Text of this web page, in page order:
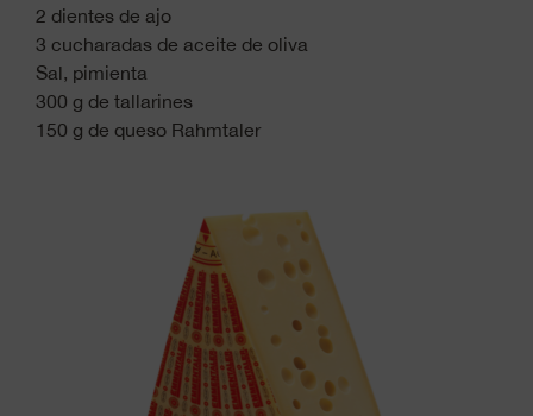
2 dientes de ajo
3 cucharadas de aceite de oliva
Sal, pimienta
300 g de tallarines
150 g de queso Rahmtaler